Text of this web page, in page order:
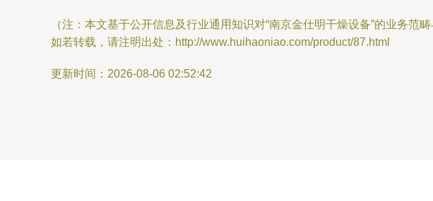
（注：本文基于公开信息及行业通用知识对“南京金仕明干燥设备”的业务
如若转载，请注明出处：http://www.huihaoniao.com/product/87.html
更新时间：2026-08-06 02:52:42